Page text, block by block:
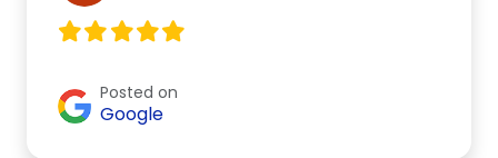
Posted on
Google